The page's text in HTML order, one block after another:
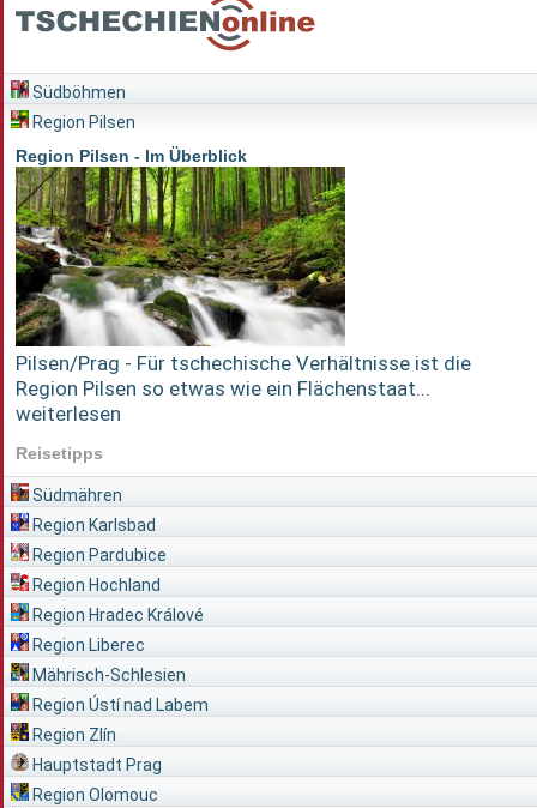
Südböhmen
Region Pilsen
Region Pilsen - Im Überblick
Pilsen/Prag - Für tschechische Verhältnisse ist die
Region Pilsen so etwas wie ein Flächenstaat...
weiterlesen
Reisetipps
Südmähren
Region Karlsbad
Region Pardubice
Region Hochland
Region Hradec Králové
Region Liberec
Mährisch-Schlesien
Region Ústí nad Labem
Region Zlín
Hauptstadt Prag
Region Olomouc